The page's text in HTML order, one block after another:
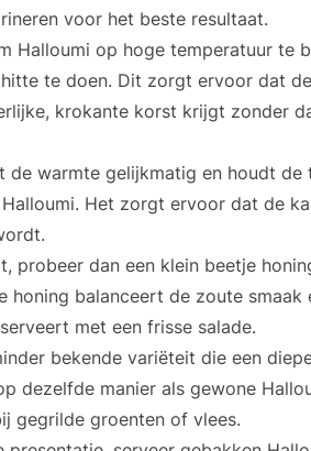
voor het beste resultaat.
Halloumi op hoge temperatuur te
te doen. Dit zorgt ervoor dat
krokante korst krijgt zonder
de warmte gelijkmatig en houdt
Het zorgt ervoor dat de
probeer dan een klein beetje
honing balanceert de zoute
met een frisse salade.
bekende variëteit die een
dezelfde manier als gewone
gegrilde groenten of vlees.